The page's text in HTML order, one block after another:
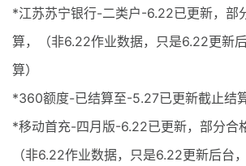
*江苏苏宁银行-二类户-6.22已更新，部
算，（非6.22作业数据，只是6.22更新
算）
*360额度-已结算至-5.27已更新截止结
*移动首充-四月版-6.22已更新，部分合
（非6.22作业数据，只是6.22更新后台